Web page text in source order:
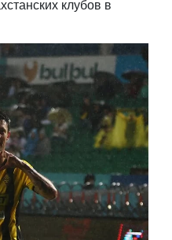
клубов в